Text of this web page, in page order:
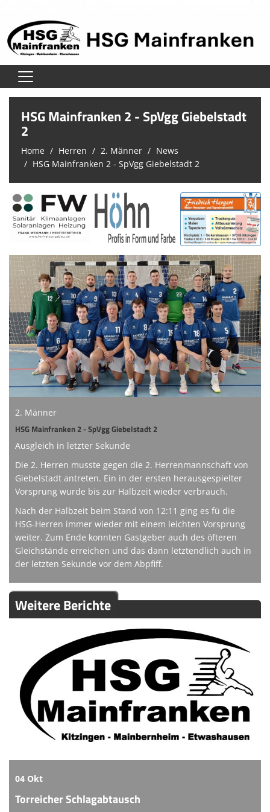
Home
Verein
Herren
Jugend
Unsere Schiedsrichter
Trainingszeiten
Online-Shop
Informationen
Sponsoring
Links
HSG Mainfranken 2 - SpVgg Giebelstadt
2
Home Herren 2. Männer
News
HSG Mainfranken 2 - SpVgg Giebelstadt 2
2. Männer
HSG Mainfranken 2 - SpVgg Giebelstadt 2
Ausgleich in letzter Sekunde
Die 2. Herren musste gegen die 2. Herrenmannschaft von
Giebelstadt antreten. Ein in der ersten herausgespielter
Vorsprung wurde bis zur Halbzeit wieder verbrauch.
Nach der Halbzeit beim Stand von 12:11 ging es fü die
HSG-Herren immer wieder mit einem leichten Vorsprung
weiter. Zum Ende konnten Gastgeber auch des öfteren
Gleichstände erreichen und das dann letztendlich auch in
der letzten Sekunde vor dem Abpfiff.
Weitere Berichte
04 Okt
Torreicher Schlagabtausch